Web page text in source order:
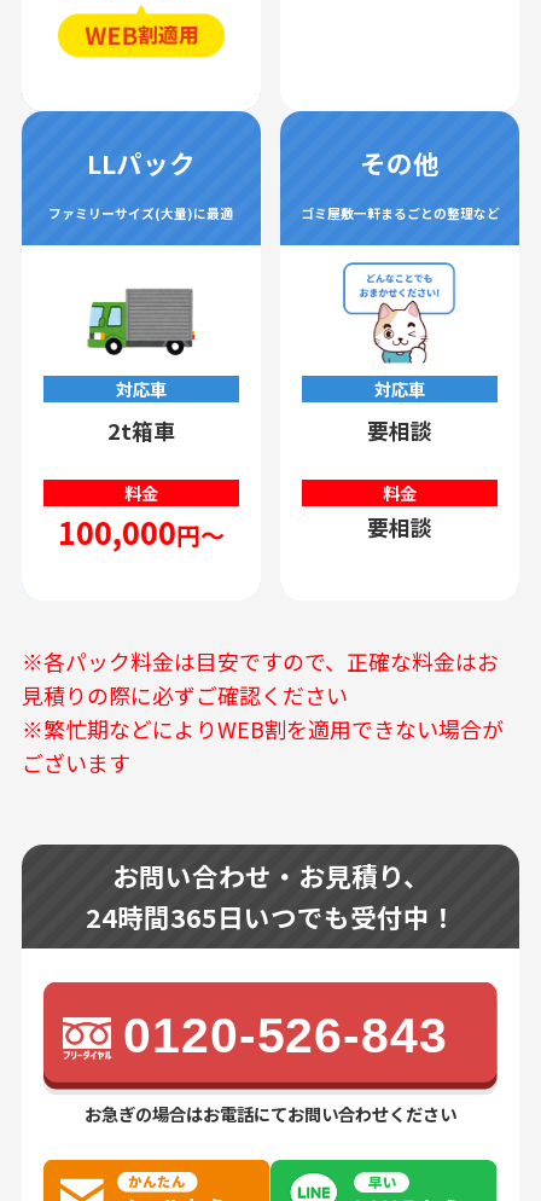
LLパック
ファミリーサイズ(大量)に最適
対応車
2t箱車
料金
100,000円～
その他
ゴミ屋敷一軒まるごとの整理など
対応車
要相談
料金
要相談
※各パック料金は目安ですので、正確な料金はお
見積りの際に必ずご確認ください
※繁忙期などによりWEB割を適用できない場合が
ございます
お問い合わせ・お見積り、
24時間365日いつでも受付中！
0120-526-843
お急ぎの場合はお電話にてお問い合わせください